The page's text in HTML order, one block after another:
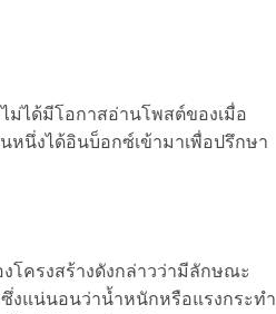
ม่ได้มีโอกาสอ่านโพสต์ของเมื่อ
หนึ่งได้อินบ็อกซ์เข้ามาเพื่อปรึกษา
โครงสร้างดังกล่าวว่ามีลักษณะ
ซึ่งแน่นอนว่าน้ำหนักหรือแรงกระทำ